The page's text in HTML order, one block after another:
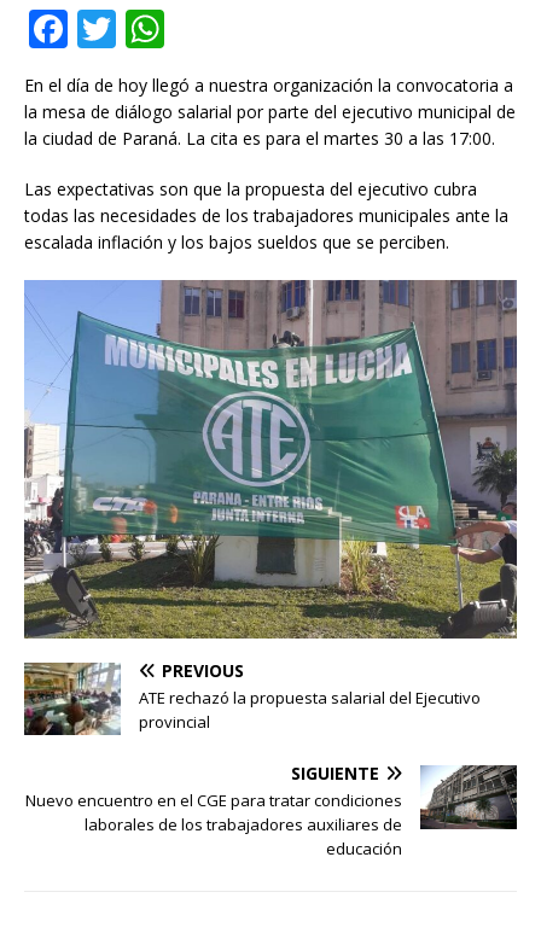
F
a
c
e
b
o
o
k
T
w
it
te
r
h
at
s
A
p
p
En el día de hoy llegó a nuestra organización la convocatoria a
la mesa de diálogo salarial por parte del ejecutivo municipal de
la ciudad de Paraná. La cita es para el martes 30 a las 17:00.
Las expectativas son que la propuesta del ejecutivo cubra
todas las necesidades de los trabajadores municipales ante la
escalada inflación y los bajos sueldos que se perciben.
PREVIOUS
ATE rechazó la propuesta salarial del Ejecutivo
provincial
SIGUIENTE
Nuevo encuentro en el CGE para tratar condiciones
laborales de los trabajadores auxiliares de
educación